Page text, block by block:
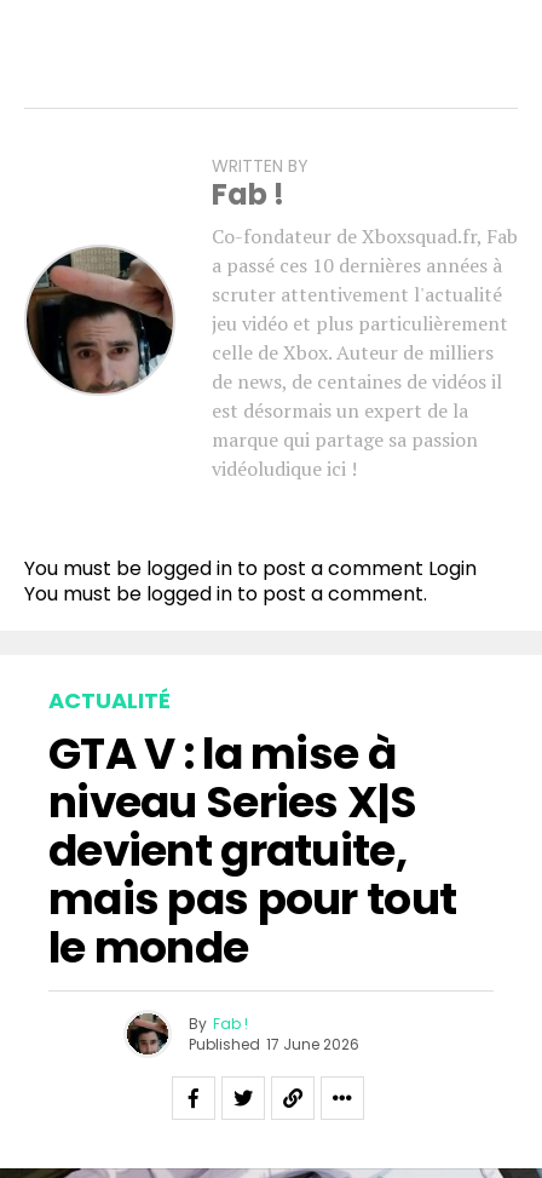
WRITTEN BY
Fab !
Co-fondateur de Xboxsquad.fr, Fab
a passé ces 10 dernières années à
scruter attentivement l'actualité
jeu vidéo et plus particulièrement
celle de Xbox. Auteur de milliers
de news, de centaines de vidéos il
est désormais un expert de la
marque qui partage sa passion
vidéoludique ici !
You must be logged in to post a comment Login
You must be logged in to post a comment.
ACTUALITÉ
GTA V : la mise à
niveau Series X|S
devient gratuite,
mais pas pour tout
le monde
By Fab !
Published 17 June 2026